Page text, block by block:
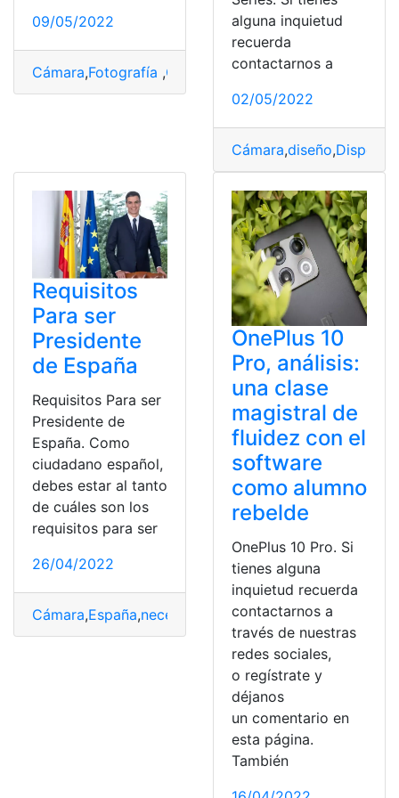
09/05/2022
Cámara,Fotografía ,Galaxy Pantalla,Samsung
alguna inquietud
recuerda
contactarnos a
02/05/2022
Cámara,diseño,
Requisitos
Para ser
Presidente
de España
Requisitos Para ser
Presidente de
España. Como
ciudadano español,
debes estar al tanto
de cuáles son los
requisitos para ser
26/04/2022
Cámara,España,necesitas Parlamento,presidente
OnePlus 10
Pro, análisis:
una clase
magistral de
fluidez con el
software
como alumno
rebelde
OnePlus 10 Pro. Si
tienes alguna
inquietud recuerda
contactarnos a
través de nuestras
redes sociales,
o regístrate y
déjanos
un comentario en
esta página.
También